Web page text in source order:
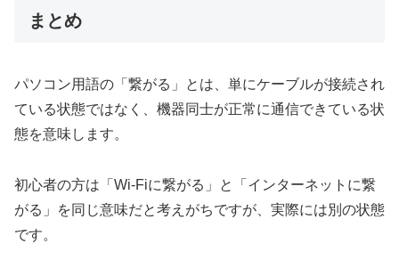
まとめ
パソコン用語の「繋がる」とは、単にケーブルが接続され
ている状態ではなく、機器同士が正常に通信できている状
態を意味します。
初心者の方は「Wi-Fiに繋がる」と「インターネットに繋
がる」を同じ意味だと考えがちですが、実際には別の状態
です。